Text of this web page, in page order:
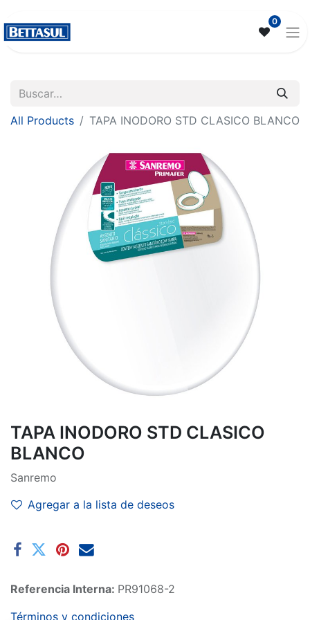
0
All Products TAPA INODORO STD CLASICO BLANCO
TAPA INODORO STD CLASICO
BLANCO
Sanremo
Agregar a la lista de deseos
Referencia Interna: PR91068-2
Términos y condiciones